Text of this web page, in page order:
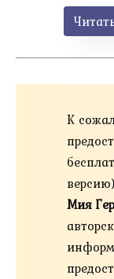
К
версию)
Мия